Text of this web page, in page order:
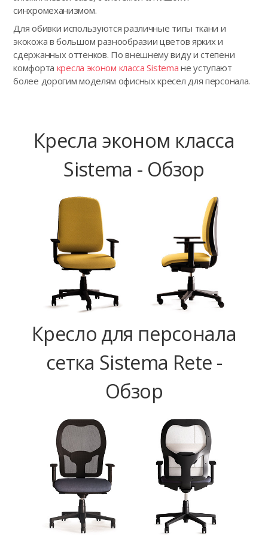
синхромеханизмом.
Для обивки используются различные типы ткани и
экокожа в большом разнообразии цветов ярких и
сдержанных оттенков. По внешнему виду и степени
комфорта кресла эконом класса Sistema не уступают
более дорогим моделям офисных кресел для персонала.
Кресла эконом класса
Sistema - Обзор
Кресло для персонала
сетка Sistema Rete -
Обзор